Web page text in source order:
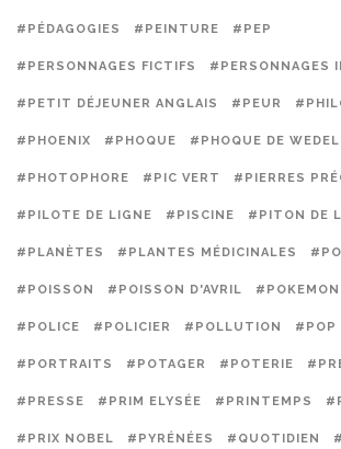
#PÉDAGOGIES #PEINTURE #PEP
#PERSONNAGES FICTIFS #PERSONNAGES
#PETIT DÉJEUNER ANGLAIS #PEUR
#PHOENIX #PHOQUE #PHOQUE DE
#PHOTOPHORE #PIC VERT #PIERRES
#PILOTE DE LIGNE #PISCINE #PITON DE
#PLANÈTES #PLANTES MÉDICINALES
#POISSON #POISSON D'AVRIL #POKEMON
#POLICE #POLICIER #POLLUTION #POP
#PORTRAITS #POTAGER #POTERIE
#PRESSE #PRIM ELYSÉE #PRINTEMPS
#PRIX NOBEL #PYRÉNÉES #QUOTIDIEN